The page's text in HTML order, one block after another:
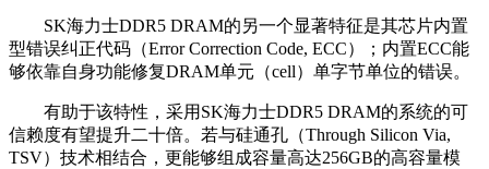
SK海力士DDR5 DRAM的另一个显著特征是其芯片内置
型错误纠正代码（Error Correction Code, ECC）；内置ECC能
够依靠自身功能修复DRAM单元（cell）单字节单位的错误。
有助于该特性，采用SK海力士DDR5 DRAM的系统的可
信赖度有望提升二十倍。若与硅通孔（Through Silicon Via,
TSV）技术相结合，更能够组成容量高达256GB的高容量模